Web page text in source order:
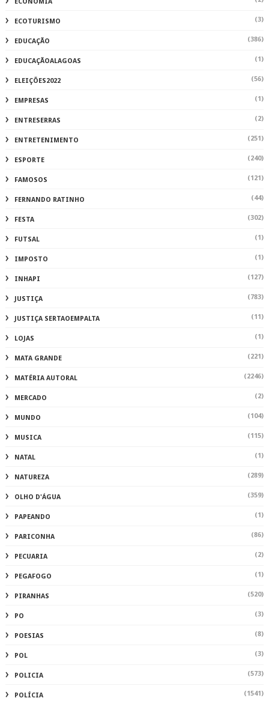
ECONOMIA
ECOTURISMO (3)
EDUCAÇÃO (386)
EDUCAÇÃOALAGOAS (1)
ELEIÇÕES2022 (56)
EMPRESAS (1)
ENTRESERRAS (2)
ENTRETENIMENTO (251)
ESPORTE (240)
FAMOSOS (121)
FERNANDO RATINHO (44)
FESTA (302)
FUTSAL (1)
IMPOSTO (1)
INHAPI (127)
JUSTIÇA (783)
JUSTIÇA SERTAOEMPALTA (11)
LOJAS (1)
MATA GRANDE (221)
MATÉRIA AUTORAL (2246)
MERCADO (2)
MUNDO (104)
MUSICA (115)
NATAL (1)
NATUREZA (289)
OLHO D'ÁGUA (359)
PAPEANDO (1)
PARICONHA (86)
PECUARIA (2)
PEGAFOGO (1)
PIRANHAS (520)
PO (3)
POESIAS (8)
POL (3)
POLICIA (573)
POLÍCIA (1541)